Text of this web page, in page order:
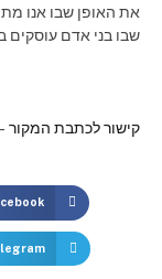
את האופן שבו אנו
שבו בני אדם עוסקים
קישור לכתבת המקור 06:54:00